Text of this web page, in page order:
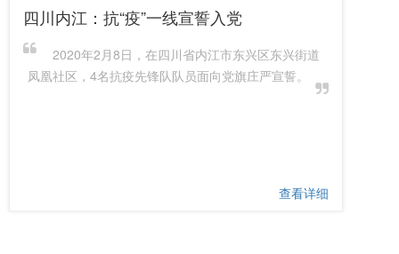
四川内江：抗“疫”一线宣誓入党
2020年2月8日，在四川省内江市东兴区东兴街道
凤凰社区，4名抗疫先锋队队员面向党旗庄严宣誓。
查看详细